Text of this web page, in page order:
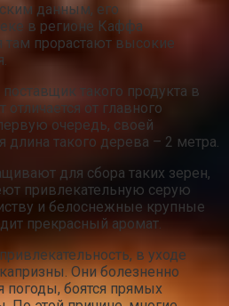
данным, его
в регионе Каффа
там прорастают высокие
такого продукта в
от главного
очередь, своей
длина такого дерева – 2 метра.
для сбора таких зерен,
привлекательную серую
и белоснежные крупные
прекрасный аромат.
в уходе
Они болезненно
погоды, боятся прямых